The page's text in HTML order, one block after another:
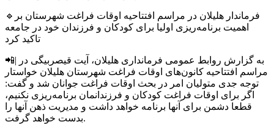
🔹فرماندار هلیلان در مراسم افتتاحیه اوقات فراغت شهرستان بر
اهمیت برنامه‌ریزی اولیا برای کودکان و فرزندان خود در جامعه
تاکید کرد
📲| به گزارش روابط عمومی فرمانداری هلیلان، آیت قیصربیگی در
مراسم افتتاحیه کانون‌های اوقات فراغت شهرستان هلیلان خواستار
توجه جدی متولیان امر در بحث اوقات فراغت جوانان شد و گفت:
اگر برای اوقات فراغت کودکان و فرزندانمان برنامه‌ریزی نکنیم،
قطعا دشمن برای آنها برنامه خواهد داشت و مدیریت ذهن آنها را
بدست خواهد گرفت.